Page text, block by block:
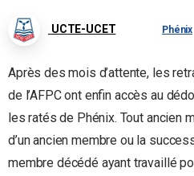
UCTE-UCET Phénix
Après des mois d’attente, les
de l’AFPC ont enfin accès au
les ratés de Phénix. Tout ancien
d’un ancien membre ou la
membre décédé ayant travaillé